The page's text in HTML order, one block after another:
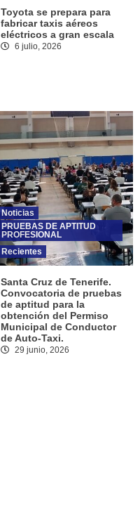
Toyota se prepara para
fabricar taxis aéreos
eléctricos a gran escala
6 julio, 2026
Noticias
PRUEBAS DE APTITUD
PROFESIONAL
Recientes
Santa Cruz de Tenerife.
Convocatoria de pruebas
de aptitud para la
obtención del Permiso
Municipal de Conductor
de Auto-Taxi.
29 junio, 2026